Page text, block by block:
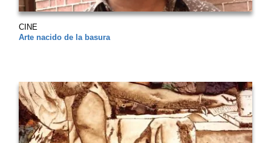
CINE
Arte nacido de la basura